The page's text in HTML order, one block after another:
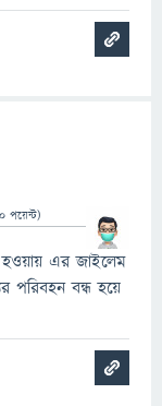
পয়েন্ট)
এর জাইলেম
পরিবহন বন্ধ হয়ে